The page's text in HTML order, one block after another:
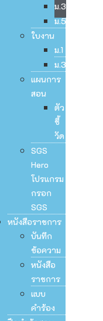
ม.3
ม.5
ใบงาน
ม.1
ม.3
แผนการ
สอน
ตัว
ชี้
วัด
SGS
Hero
โปรแกรม
กรอก
SGS
หนังสือราชการ
บันทึก
ข้อความ
หนังสือ
ราชการ
แบบ
คำร้อง